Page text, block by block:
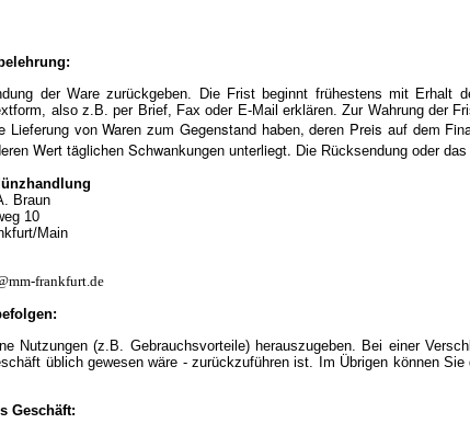
der Ware zurückgeben. Die Frist beginnt frühestens mit Erhalt
also z.B. per Brief, Fax oder E-Mail erklären. Zur Wahrung der
von Waren zum Gegenstand haben, deren Preis auf dem
Wert täglichen Schwankungen unterliegt. Die Rücksendung oder
Braun
10
Main
frankfurt.de
(z.B. Gebrauchsvorteile) herauszugeben. Bei einer
üblich gewesen wäre - zurückzuführen ist. Im Übrigen können
Geschäft: